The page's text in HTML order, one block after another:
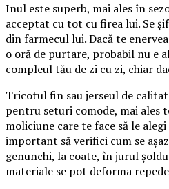
Inul este superb, mai ales în
acceptat cu tot cu firea lui. Se
din farmecul lui. Dacă te
o oră de purtare, probabil nu e
compleul tău de zi cu zi, chiar
Tricotul fin sau jerseul de
pentru seturi comode, mai ales
moliciune care te face să le
important să verifici cum se
genunchi, la coate, în jurul
materiale se pot deforma